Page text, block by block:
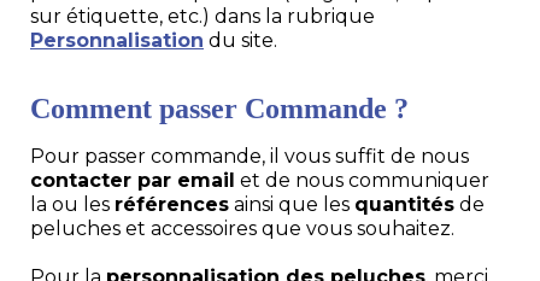
sur étiquette, etc.) dans la rubrique
Personnalisation du site.
Comment passer Commande ?
Pour passer commande, il vous suffit de nous
contacter par email et de nous communiquer
la ou les références ainsi que les quantités de
peluches et accessoires que vous souhaitez.
Pour la personnalisation des peluches, merci